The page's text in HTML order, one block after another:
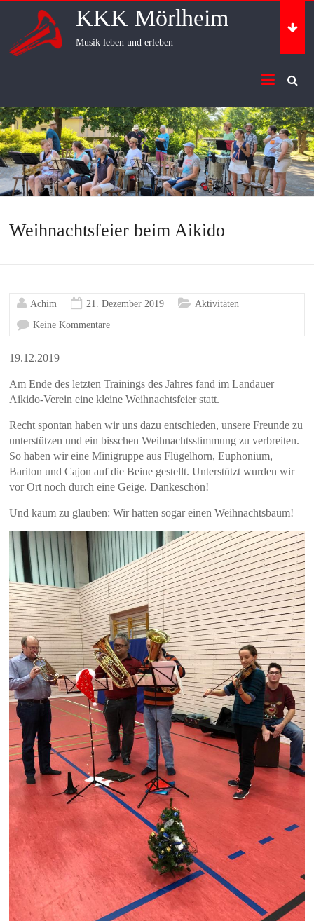
content
KKK Mörlheim
Musik leben und erleben
Weihnachtsfeier beim Aikido
Achim 21. Dezember 2019
Aktivitäten
Keine Kommentare
19.12.2019
Am Ende des letzten Trainings des Jahres fand im Landauer
Aikido-Verein eine kleine Weihnachtsfeier statt.
Recht spontan haben wir uns dazu entschieden, unsere Freunde zu
unterstützen und ein bisschen Weihnachtsstimmung zu verbreiten.
So haben wir eine Minigruppe aus Flügelhorn, Euphonium,
Bariton und Cajon auf die Beine gestellt. Unterstützt wurden wir
vor Ort noch durch eine Geige. Dankeschön!
Und kaum zu glauben: Wir hatten sogar einen Weihnachtsbaum!